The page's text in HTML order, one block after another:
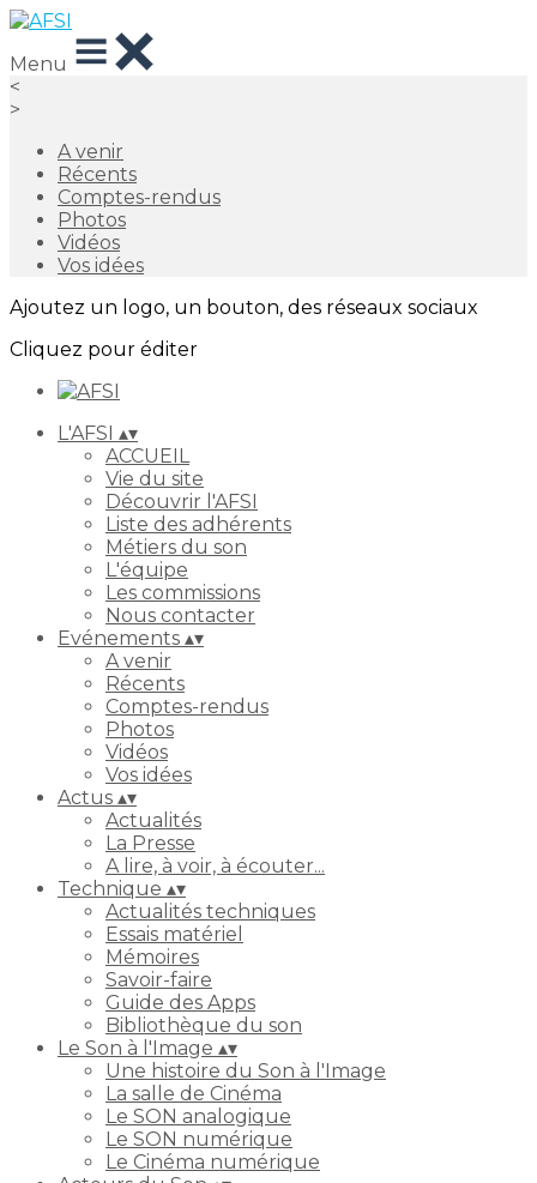
Menu
<
>
A venir
Récents
Comptes-rendus
Photos
Vidéos
Vos idées
Ajoutez un logo, un bouton, des réseaux sociaux
Cliquez pour éditer
L'AFSI ▴▾
ACCUEIL
Vie du site
Découvrir l'AFSI
Liste des adhérents
Métiers du son
L'équipe
Les commissions
Nous contacter
Evénements ▴▾
A venir
Récents
Comptes-rendus
Photos
Vidéos
Vos idées
Actus ▴▾
Actualités
La Presse
A lire, à voir, à écouter...
Technique ▴▾
Actualités techniques
Essais matériel
Mémoires
Savoir-faire
Guide des Apps
Bibliothèque du son
Le Son à l'Image ▴▾
Une histoire du Son à l'Image
La salle de Cinéma
Le SON analogique
Le SON numérique
Le Cinéma numérique